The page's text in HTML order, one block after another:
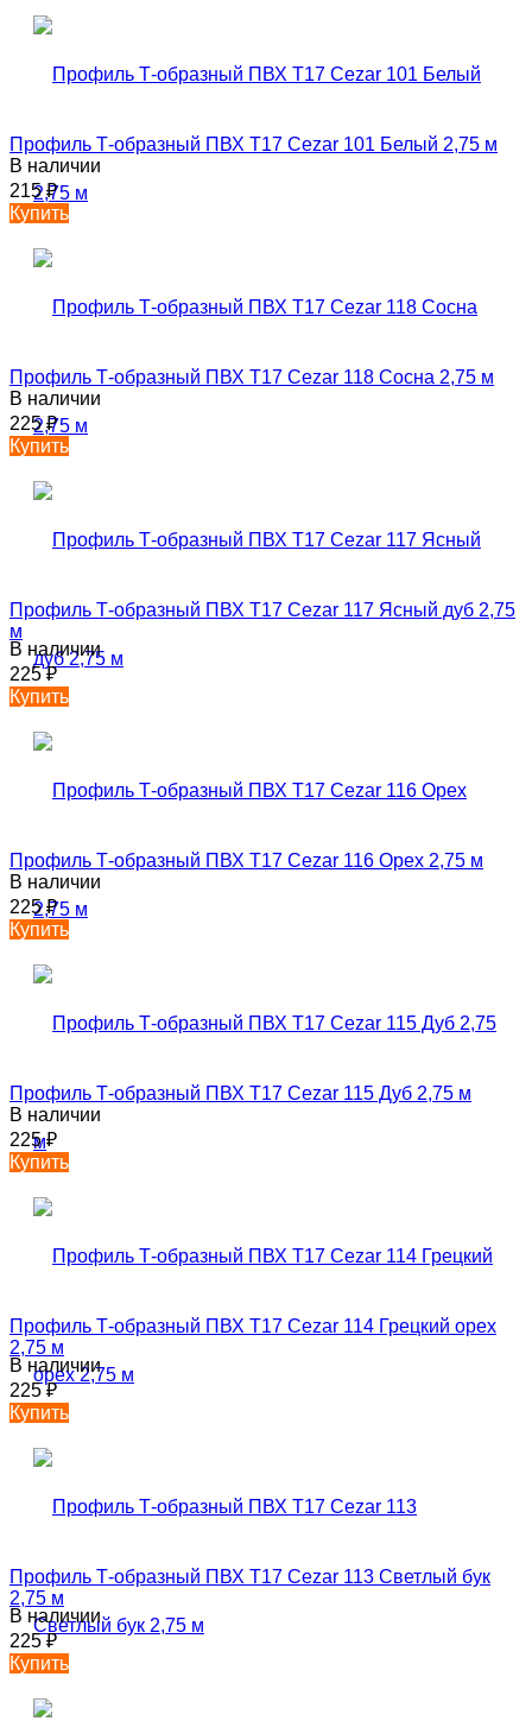
Профиль Т-образный ПВХ T17 Cezar 101 Белый 2,75 м
В наличии
215₽
Купить
Профиль Т-образный ПВХ T17 Cezar 118 Сосна 2,75 м
В наличии
225₽
Купить
Профиль Т-образный ПВХ T17 Cezar 117 Ясный дуб 2,75
м
В наличии
225₽
Купить
Профиль Т-образный ПВХ T17 Cezar 116 Орех 2,75 м
В наличии
225₽
Купить
Профиль Т-образный ПВХ T17 Cezar 115 Дуб 2,75 м
В наличии
225₽
Купить
Профиль Т-образный ПВХ T17 Cezar 114 Грецкий орех
2,75 м
В наличии
225₽
Купить
Профиль Т-образный ПВХ T17 Cezar 113 Светлый бук
2,75 м
В наличии
225₽
Купить